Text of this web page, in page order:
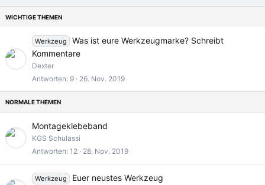
n
e
Werkzeug
Was ist eure Werkzeugmarke? Schreibt
Kommentare
Dexter
Antworten 9 26. Nov. 2019
Montageklebeband
KGS Schulassi
Antworten 12 28. Nov. 2019
Werkzeug Euer neustes Werkzeug